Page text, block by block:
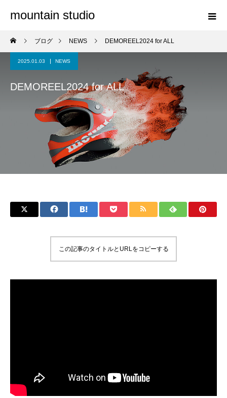
mountain studio
ブログ NEWS DEMOREEL2024 for ALL
2025.01.03 NEWS
DEMOREEL2024 for ALL
この記事のタイトルとURLをコピーする